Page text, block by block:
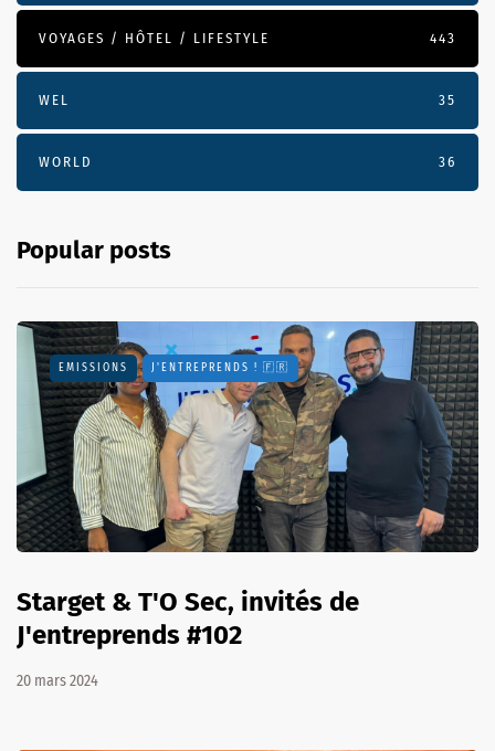
VOYAGES / HÔTEL / LIFESTYLE 443
WEL 35
WORLD 36
Popular posts
EMISSIONS J'ENTREPRENDS ! 🇫🇷
Starget & T'O Sec, invités de
J'entreprends #102
20 mars 2024